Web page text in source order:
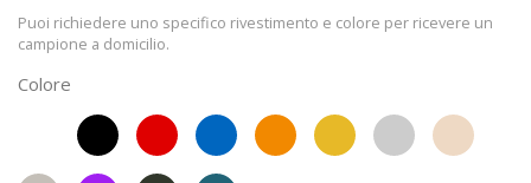
Puoi richiedere uno specifico rivestimento e colore per ricevere un
campione a domicilio.
Colore